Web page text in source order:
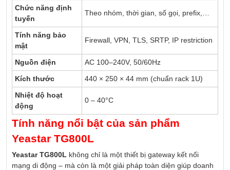
Chức năng định
tuyến
Theo nhóm, thời gian, số gọi, prefix,…
Tính năng bảo
mật
Firewall, VPN, TLS, SRTP, IP restriction
Nguồn điện
AC 100–240V, 50/60Hz
Kích thước
440 × 250 × 44 mm (chuẩn rack 1U)
Nhiệt độ hoạt
động
0 – 40°C
Tính năng nổi bật của sản phẩm
Yeastar TG800L
Yeastar TG800L không chỉ là một thiết bị gateway kết nối
mạng di động – mà còn là một giải pháp toàn diện giúp doanh